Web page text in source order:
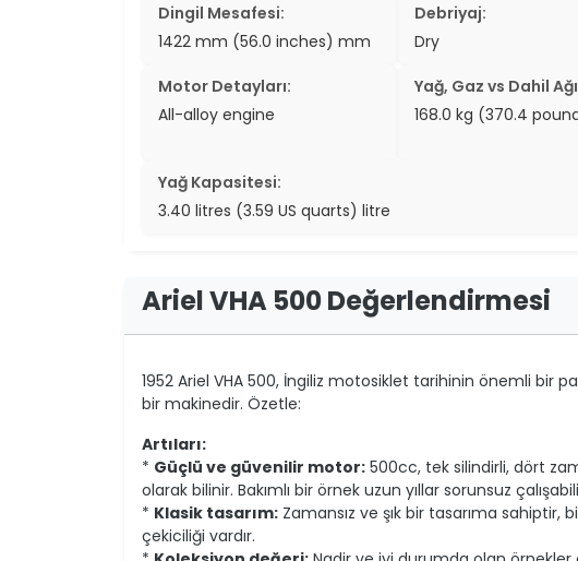
Dingil Mesafesi:
1422 mm (56.0 inches) mm
Debriyaj:
Dry
Motor Detayları:
All-alloy engine
Yağ, Gaz vs Dahil
168.0 kg (370.4
Yağ Kapasitesi:
3.40 litres (3.59 US quarts) litre
Ariel VHA 500 Değerlendirmesi
1952 Ariel VHA 500, İngiliz motosiklet tarihinin önemli bir
bir makinedir. Özetle:
Artıları:
* Güçlü ve güvenilir motor: 500cc, tek silindirli, dört
olarak bilinir. Bakımlı bir örnek uzun yıllar sorunsuz
* Klasik tasarım: Zamansız ve şık bir tasarıma
çekiciliği vardır.